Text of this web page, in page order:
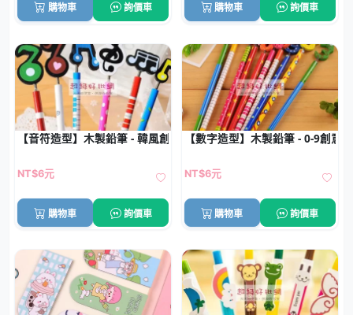
購物車 詢價車 購物車 詢價車
【音符造型】木製鉛筆 - 韓風創意學生文具
NT$6元
購物車 詢價車
【數字造型】木製鉛筆 - 0-9創意
NT$6元
購物車 詢價車